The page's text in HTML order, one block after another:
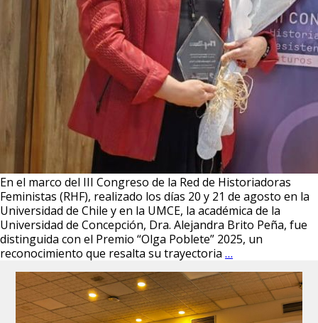
En el marco del III Congreso de la Red de Historiadoras
Feministas (RHF), realizado los días 20 y 21 de agosto en la
Universidad de Chile y en la UMCE, la académica de la
Universidad de Concepción, Dra. Alejandra Brito Peña, fue
distinguida con el Premio “Olga Poblete” 2025, un
reconocimiento que resalta su trayectoria …
Peña
recibe